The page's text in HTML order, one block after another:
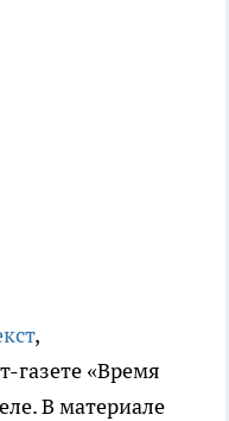
,
газете «Время
В материале